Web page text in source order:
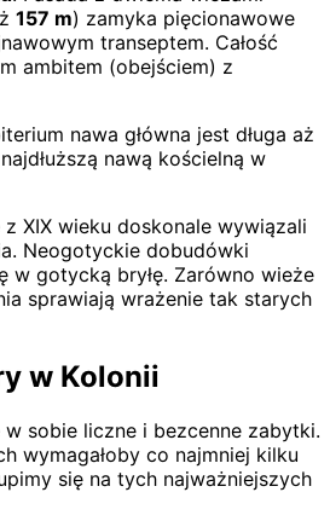
157 m) zamyka pięcionawowe
transeptem. Całość
ambitem (obejściem) z
nawa główna jest długa aż
nawą kościelną w
XIX wieku doskonale wywiązali
Neogotyckie dobudówki
w gotycką bryłę. Zarówno wieże
sprawiają wrażenie tak starych
w Kolonii
sobie liczne i bezcenne zabytki.
wymagałoby co najmniej kilku
się na tych najważniejszych